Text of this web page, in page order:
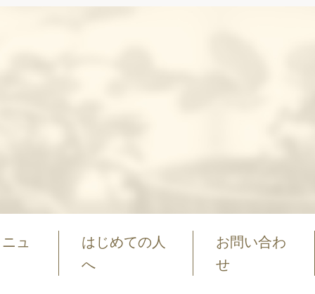
ュ
はじめての人
へ
お問い合わ
せ